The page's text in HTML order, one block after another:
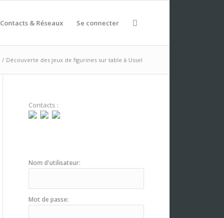
Contacts & Réseaux Se connecter
/ Découverte des jeux de figurines sur table à Ussel
Contacts :
Nom d'utilisateur:
Mot de passe: